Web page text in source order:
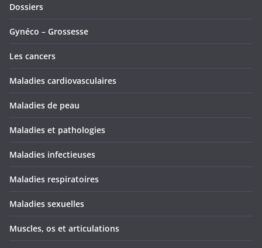
Dossiers
Gynéco – Grossesse
Les cancers
Maladies cardiovasculaires
Maladies de peau
Maladies et pathologies
Maladies infectieuses
Maladies respiratoires
Maladies sexuelles
Muscles, os et articulations